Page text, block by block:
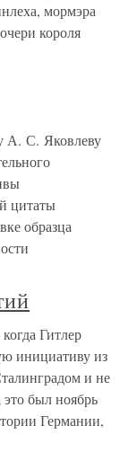
мормэра
короля
А. С. Яковлеву
цитаты
образца
Гитлер
инициативу из
и не
был ноябрь
Германии,